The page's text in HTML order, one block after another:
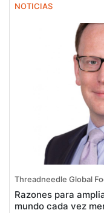
NOTICIAS
Threadneedle Global
Razones para
mundo cada vez